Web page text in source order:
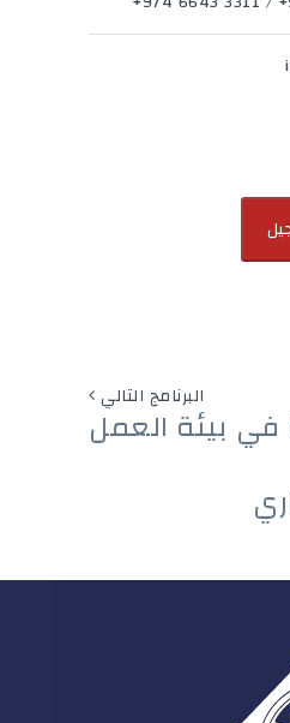
البرنامج التالي
في بيئة العمل